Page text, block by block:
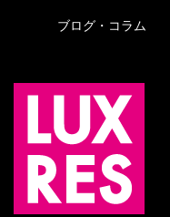
ブログ・コラム